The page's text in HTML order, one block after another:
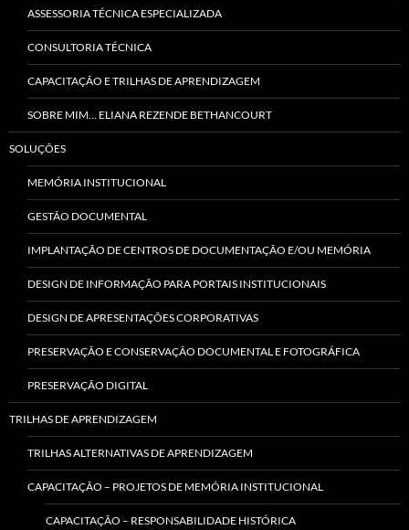
ASSESSORIA TÉCNICA ESPECIALIZADA
CONSULTORIA TÉCNICA
CAPACITAÇÃO E TRILHAS DE APRENDIZAGEM
SOBRE MIM… ELIANA REZENDE BETHANCOURT
SOLUÇÕES
MEMÓRIA INSTITUCIONAL
GESTÃO DOCUMENTAL
IMPLANTAÇÃO DE CENTROS DE DOCUMENTAÇÃO E/OU MEMÓRIA
DESIGN DE INFORMAÇÃO PARA PORTAIS INSTITUCIONAIS
DESIGN DE APRESENTAÇÕES CORPORATIVAS
PRESERVAÇÃO E CONSERVAÇÃO DOCUMENTAL E FOTOGRÁFICA
PRESERVAÇÃO DIGITAL
TRILHAS DE APRENDIZAGEM
TRILHAS ALTERNATIVAS DE APRENDIZAGEM
CAPACITAÇÃO – PROJETOS DE MEMÓRIA INSTITUCIONAL
CAPACITAÇÃO – RESPONSABILIDADE HISTÓRICA